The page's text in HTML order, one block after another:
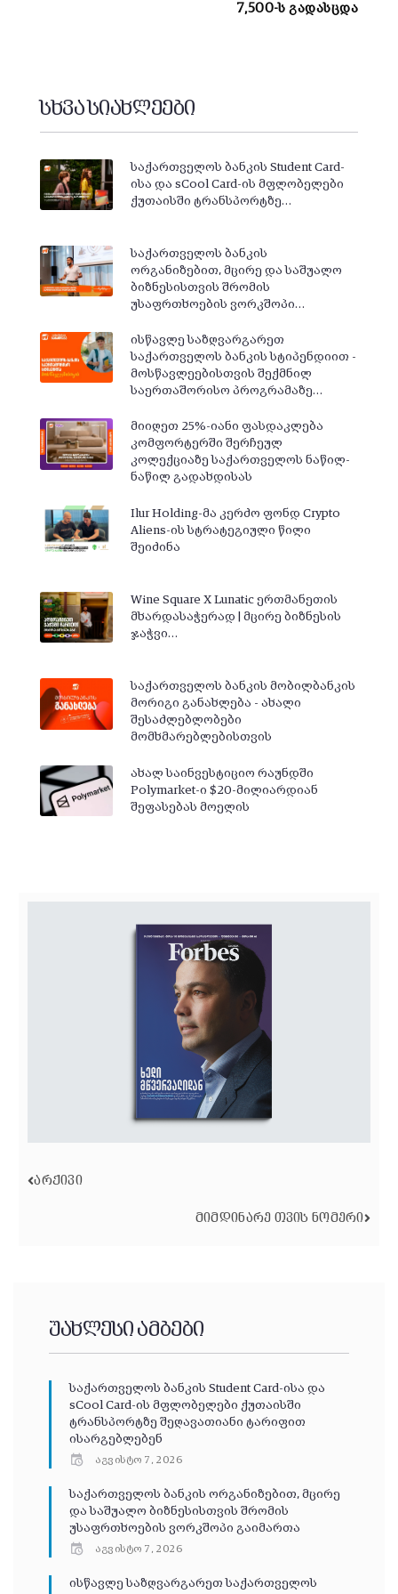
7,500-ს გადასცდა
სხვა სიახლეები
საქართველოს ბანკის Student Card-
ისა და sCool Card-ის მფლობელები
ქუთაისში ტრანსპორტზე…
საქართველოს ბანკის
ორგანიზებით, მცირე და საშუალო
ბიზნესისთვის შრომის
უსაფრთხოების ვორკშოპი…
ისწავლე საზღვარგარეთ
საქართველოს ბანკის სტიპენდიით -
მოსწავლეებისთვის შექმნილ
საერთაშორისო პროგრამაზე…
მიიღეთ 25%-იანი ფასდაკლება
კომფორტერში შერჩეულ
კოლექციაზე საქართველოს ნაწილ-
ნაწილ გადახდისას
Ilur Holding-მა კერძო ფონდ Crypto
Aliens-ის სტრატეგიული წილი
შეიძინა
Wine Square X Lunatic ერთმანეთის
მხარდასაჭერად | მცირე ბიზნესის
ჯაჭვი…
საქართველოს ბანკის მობილბანკის
მორიგი განახლება - ახალი
შესაძლებლობები
მომხმარებლებისთვის
ახალ საინვესტიციო რაუნდში
Polymarket-ი $20-მილიარდიან
შეფასებას მოელის
ᲐᲠᲥᲘᲕᲘ
ᲛᲘᲛᲓᲘᲜᲐᲠᲔ ᲗᲕᲘᲡ ᲜᲝᲛᲔᲠᲘ
უახლესი ამბები
საქართველოს ბანკის Student Card-ისა და
sCool Card-ის მფლობელები ქუთაისში
ტრანსპორტზე შეღავათიანი ტარიფით
ისარგებლებენ
აგვისტო 7, 2026
საქართველოს ბანკის ორგანიზებით, მცირე
და საშუალო ბიზნესისთვის შრომის
უსაფრთხოების ვორკშოპი გაიმართა
აგვისტო 7, 2026
ისწავლე საზღვარგარეთ საქართველოს